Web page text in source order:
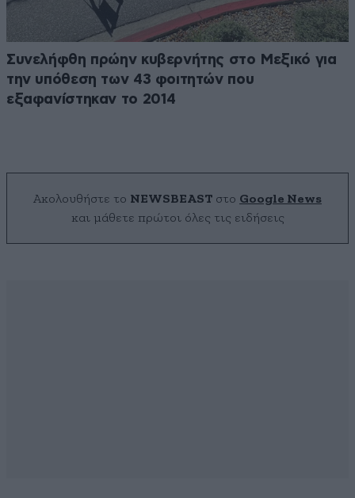
Συνελήφθη πρώην κυβερνήτης στο Μεξικό για
την υπόθεση των 43 φοιτητών που
εξαφανίστηκαν το 2014
Ακολουθήστε το NEWSBEAST στο Google News
και μάθετε πρώτοι όλες τις ειδήσεις